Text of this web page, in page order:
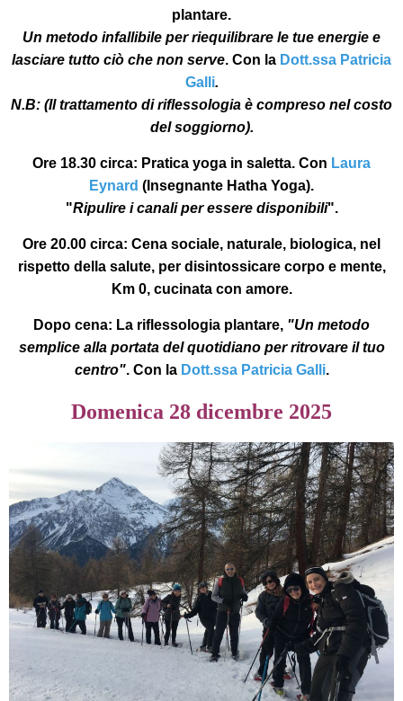
plantare.
Un metodo infallibile per riequilibrare le tue energie e
lasciare tutto ciò che non serve. Con la Dott.ssa Patricia
Galli.
N.B: (Il trattamento di riflessologia è compreso nel costo
del soggiorno).
Ore 18.30 circa: Pratica yoga in saletta. Con Laura
Eynard (Insegnante Hatha Yoga).
"Ripulire i canali per essere disponibili".
Ore 20.00 circa: Cena sociale, naturale, biologica, nel
rispetto della salute, per disintossicare corpo e mente,
Km 0, cucinata con amore.
Dopo cena: La riflessologia plantare, "Un metodo
semplice alla portata del quotidiano per ritrovare il tuo
centro". Con la Dott.ssa Patricia Galli.
Domenica 28 dicembre 2025